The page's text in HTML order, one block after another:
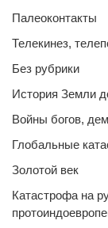
Палеоконтакты
Телекинез,
Без рубрики
История Земли
Войны богов,
Глобальные
Золотой век
Катастрофа на